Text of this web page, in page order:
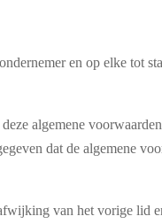
en op elke tot
algemene
dat de algemene
van het vorige lid